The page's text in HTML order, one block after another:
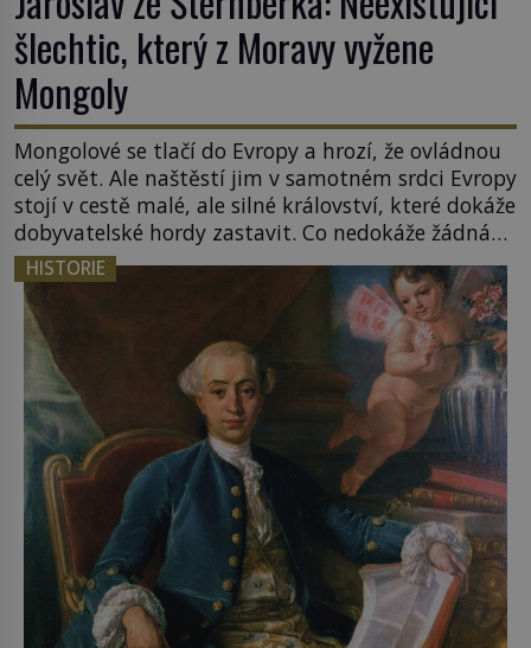
šlechtic, který z Moravy vyžene
Mongoly
Mongolové se tlačí do Evropy a hrozí, že ovládnou
celý svět. Ale naštěstí jim v samotném srdci Evropy
stojí v cestě malé, ale silné království, které dokáže
dobyvatelské hordy zastavit. Co nedokáže žádná
z asijských říší, co nedokážou Němci – to dokáže
český král. Nebo že by ne? Mongolové od roku 1223
postupují podél Kaspického a Azovského moře, […]
HISTORIE